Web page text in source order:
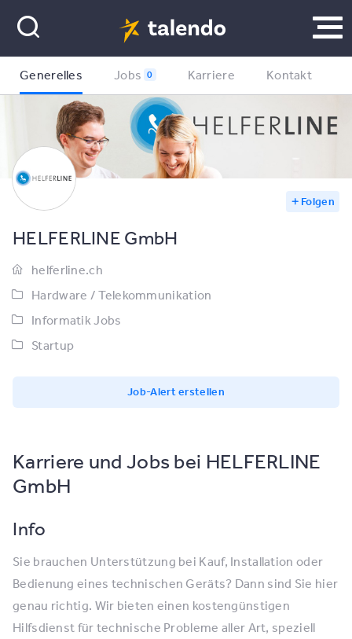
Folgen
Generelles Jobs 0 Karriere Kontakt
HELFERLINE GmbH
helferline.ch
Hardware / Telekommunikation
Informatik Jobs
Startup
Job-Alert erstellen
Karriere und Jobs bei HELFERLINE
GmbH
Info
Sie brauchen Unterstützung bei Kauf, Installation oder
Bedienung eines technischen Geräts? Dann sind Sie hier
genau richtig. Wir bieten einen kostengünstigen
Hilfsdienst für technische Probleme aller Art, speziell